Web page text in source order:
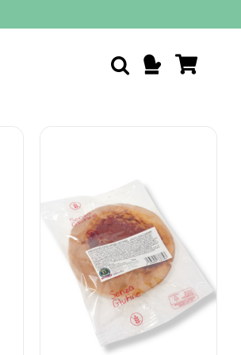
AGGIUNGI AL CARRELLO
/
DETTAGLI